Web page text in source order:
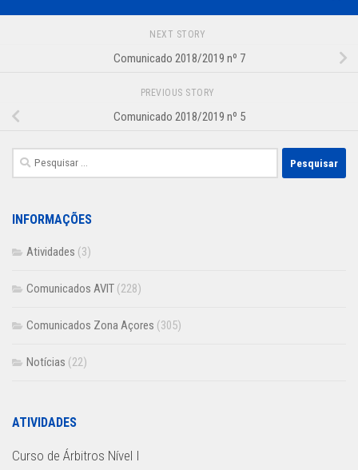
NEXT STORY
Comunicado 2018/2019 nº 7
PREVIOUS STORY
Comunicado 2018/2019 nº 5
Pesquisar
por:
INFORMAÇÕES
Atividades (3)
Comunicados AVIT (228)
Comunicados Zona Açores (305)
Notícias (22)
ATIVIDADES
Curso de Árbitros Nível I